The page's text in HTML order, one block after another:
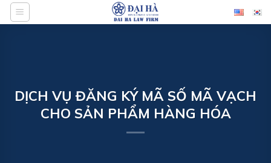
Bỏ
qua
DỊCH VỤ ĐĂNG KÝ MÃ SỐ MÃ VẠCH
CHO SẢN PHẨM HÀNG HÓA